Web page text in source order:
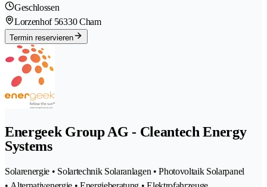
Geschlossen
Lorzenhof 56330 Cham
Termin reservieren
Energeek Group AG - Cleantech Energy
Systems
Solarenergie • Solartechnik Solaranlagen • Photovoltaik Solarpanel